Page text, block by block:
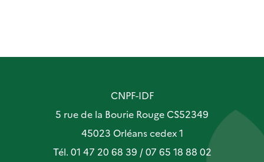
CNPF-IDF
5 rue de la Bourie Rouge CS52349
45023 Orléans cedex 1
Tél. 01 47 20 68 39 / 07 65 18 88 02